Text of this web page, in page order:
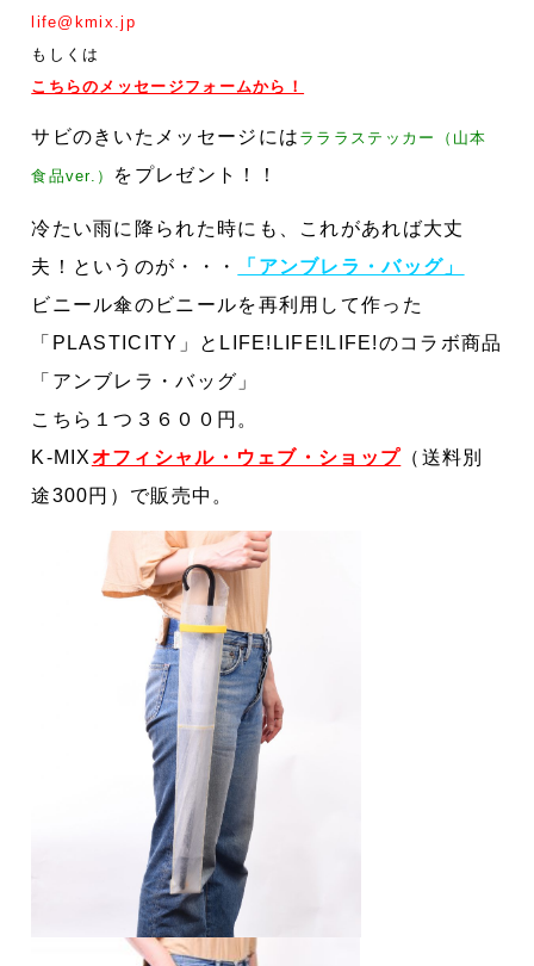
life@kmix.jp
もしくは
こちらのメッセージフォームから！
サビのきいたメッセージには ラララステッカー（山本
食品ver.） をプレゼント！！
冷たい雨に降られた時にも、これがあれば大丈
夫！ というのが・・・
「アンブレラ・バッグ」
ビニール傘のビニールを再利用して作った
「 PLASTICITY 」と LIFE!LIFE!LIFE!のコラボ商品
「アンブレラ・バッグ」
こちら１つ３６００円。
K-MIXオフィシャル・ウェブ・ショップ （送料別
途300円）で販売中。